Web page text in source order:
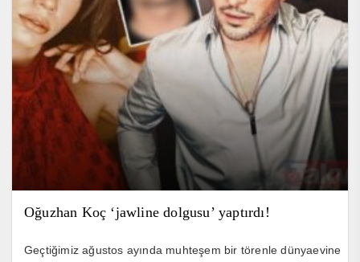
Oğuzhan Koç ‘jawline dolgusu’ yaptırdı!
Geçtiğimiz ağustos ayında muhteşem bir törenle dünyaevine